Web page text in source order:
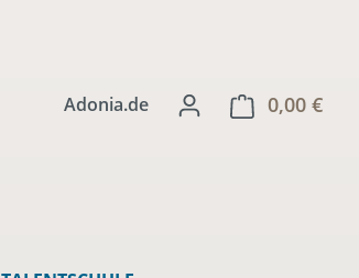
Adonia.de 0,00 €